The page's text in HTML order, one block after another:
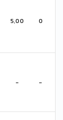
5,00 0
- -